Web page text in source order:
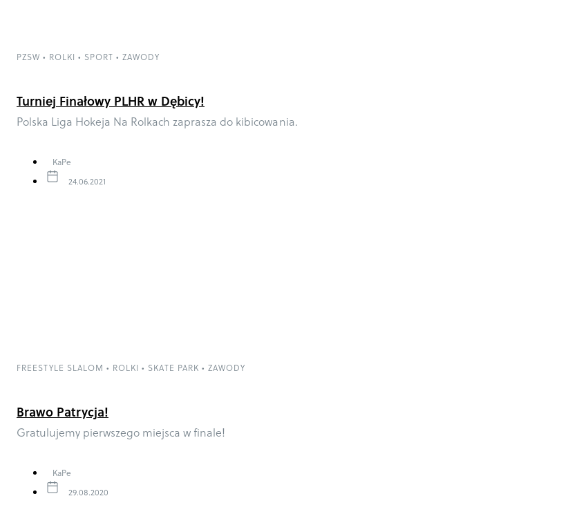
PZSW • ROLKI • SPORT • ZAWODY
Turniej Finałowy PLHR w Dębicy!
Polska Liga Hokeja Na Rolkach zaprasza do kibicowania.
KaPe
24.06.2021
FREESTYLE SLALOM • ROLKI • SKATE PARK • ZAWODY
Brawo Patrycja!
Gratulujemy pierwszego miejsca w finale!
KaPe
29.08.2020